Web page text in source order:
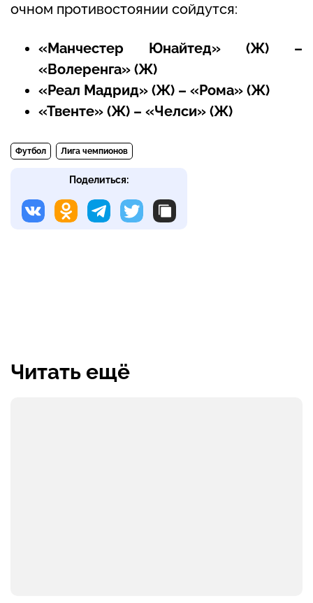
очном противостоянии сойдутся:
«Манчестер Юнайтед» (Ж) –
«Волеренга» (Ж)
«Реал Мадрид» (Ж) – «Рома» (Ж)
«Твенте» (Ж) – «Челси» (Ж)
Футбол Лига чемпионов
Поделиться:
Читать ещё